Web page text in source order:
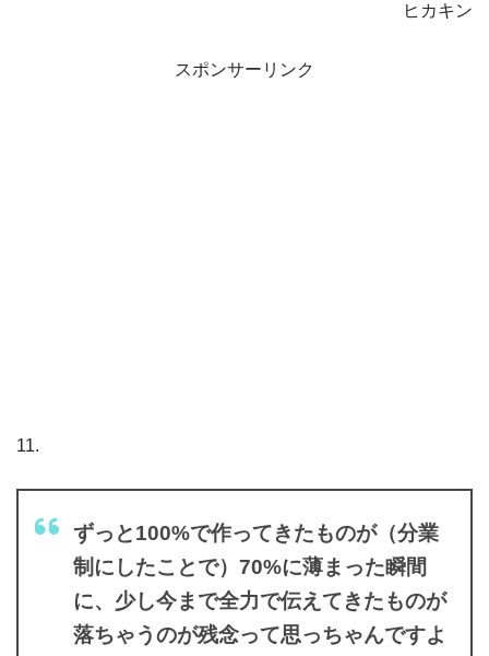
ヒカキン
スポンサーリンク
11.
ずっと100%で作ってきたものが（分業
制にしたことで）70%に薄まった瞬間
に、少し今まで全力で伝えてきたものが
落ちゃうのが残念って思っちゃんですよ